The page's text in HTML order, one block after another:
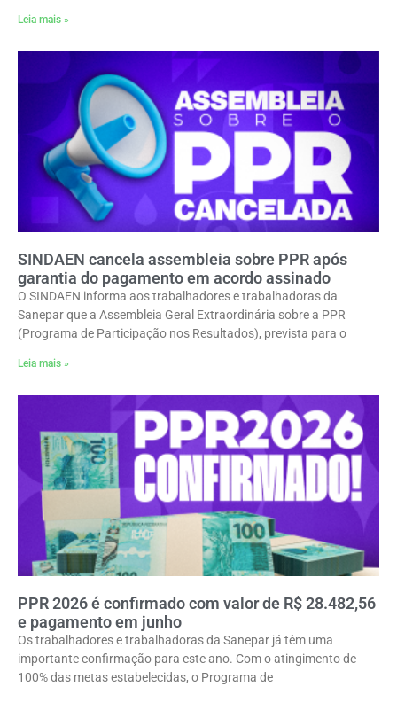
Leia mais »
SINDAEN cancela assembleia sobre PPR após
garantia do pagamento em acordo assinado
O SINDAEN informa aos trabalhadores e trabalhadoras da
Sanepar que a Assembleia Geral Extraordinária sobre a PPR
(Programa de Participação nos Resultados), prevista para o
Leia mais »
PPR 2026 é confirmado com valor de R$ 28.482,56
e pagamento em junho
Os trabalhadores e trabalhadoras da Sanepar já têm uma
importante confirmação para este ano. Com o atingimento de
100% das metas estabelecidas, o Programa de